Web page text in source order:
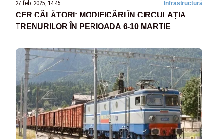
27 feb. 2025, 14:45 Infrastructură
CFR CĂLĂTORI: MODIFICĂRI ÎN CIRCULAȚIA
TRENURILOR ÎN PERIOADA 6-10 MARTIE